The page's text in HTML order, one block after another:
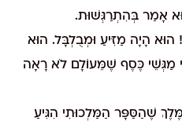
אָמַר בְּהִתְרַגְּשׁוּת.
הָיָה מַזִּיעַ וּמְבֻלְבָּל. הוּא
מַגְּשֵׁי כֶּסֶף שֶׁמֵּעוֹלָם לֹא רָאָה
שֶׁהַסַּפָּר הַמַּלְכוּתִי הִגִּיעַ